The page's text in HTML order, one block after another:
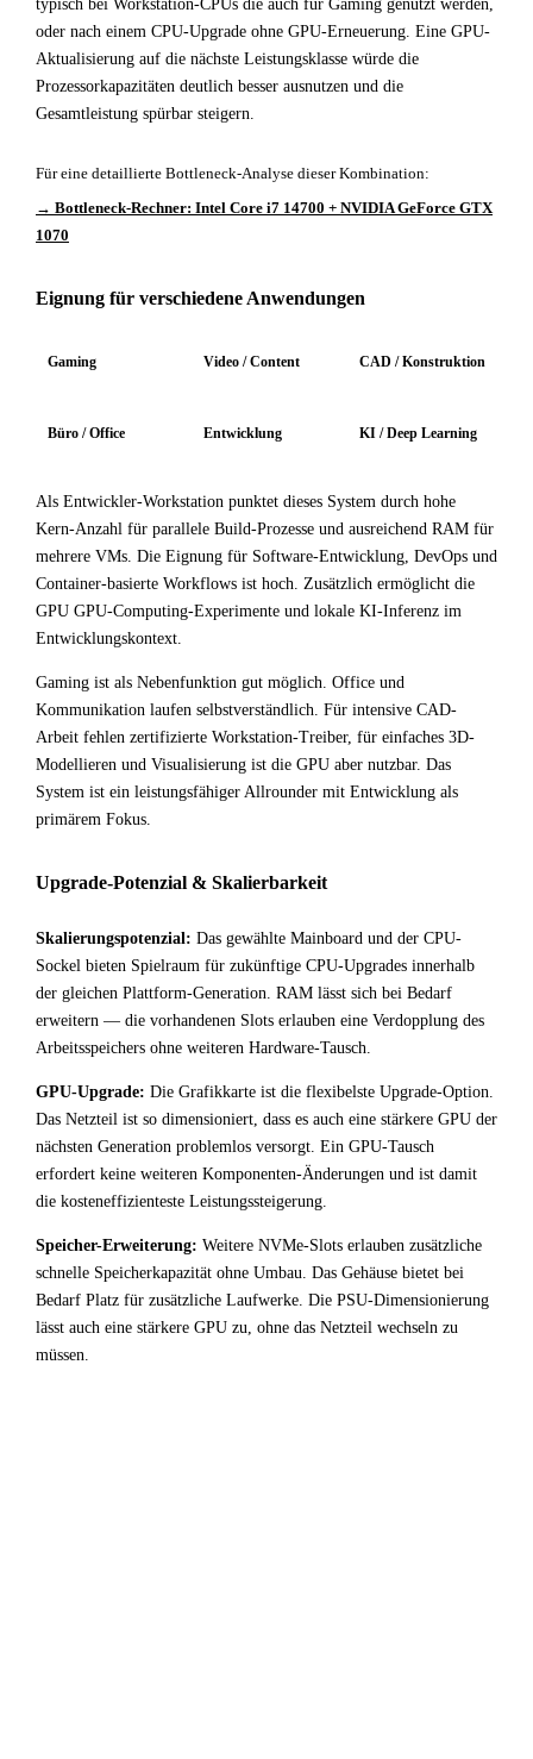
typisch bei Workstation-CPUs die auch für Gaming genutzt werden,
oder nach einem CPU-Upgrade ohne GPU-Erneuerung. Eine GPU-
Aktualisierung auf die nächste Leistungsklasse würde die
Prozessorkapazitäten deutlich besser ausnutzen und die
Gesamtleistung spürbar steigern.
Für eine detaillierte Bottleneck-Analyse dieser Kombination:
→ Bottleneck-Rechner: Intel Core i7 14700 + NVIDIA GeForce GTX
1070
Eignung für verschiedene Anwendungen
Gaming Video / Content CAD / Konstruktion
Büro / Office Entwicklung KI / Deep Learning
Als Entwickler-Workstation punktet dieses System durch hohe
Kern-Anzahl für parallele Build-Prozesse und ausreichend RAM für
mehrere VMs. Die Eignung für Software-Entwicklung, DevOps und
Container-basierte Workflows ist hoch. Zusätzlich ermöglicht die
GPU GPU-Computing-Experimente und lokale KI-Inferenz im
Entwicklungskontext.
Gaming ist als Nebenfunktion gut möglich. Office und
Kommunikation laufen selbstverständlich. Für intensive CAD-
Arbeit fehlen zertifizierte Workstation-Treiber, für einfaches 3D-
Modellieren und Visualisierung ist die GPU aber nutzbar. Das
System ist ein leistungsfähiger Allrounder mit Entwicklung als
primärem Fokus.
Upgrade-Potenzial & Skalierbarkeit
Skalierungspotenzial: Das gewählte Mainboard und der CPU-
Sockel bieten Spielraum für zukünftige CPU-Upgrades innerhalb
der gleichen Plattform-Generation. RAM lässt sich bei Bedarf
erweitern — die vorhandenen Slots erlauben eine Verdopplung des
Arbeitsspeichers ohne weiteren Hardware-Tausch.
GPU-Upgrade: Die Grafikkarte ist die flexibelste Upgrade-Option.
Das Netzteil ist so dimensioniert, dass es auch eine stärkere GPU der
nächsten Generation problemlos versorgt. Ein GPU-Tausch
erfordert keine weiteren Komponenten-Änderungen und ist damit
die kosteneffizienteste Leistungssteigerung.
Speicher-Erweiterung: Weitere NVMe-Slots erlauben zusätzliche
schnelle Speicherkapazität ohne Umbau. Das Gehäuse bietet bei
Bedarf Platz für zusätzliche Laufwerke. Die PSU-Dimensionierung
lässt auch eine stärkere GPU zu, ohne das Netzteil wechseln zu
müssen.